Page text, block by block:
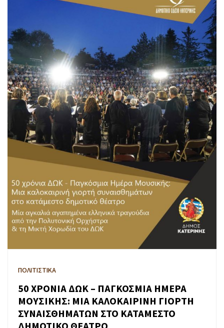
ΠΟΛΙΤΙΣΤΙΚΑ
50 ΧΡΟΝΙΑ ΔΩΚ – ΠΑΓΚΟΣΜΙΑ ΗΜΕΡΑ
ΜΟΥΣΙΚΗΣ: ΜΙΑ ΚΑΛΟΚΑΙΡΙΝΗ ΓΙΟΡΤΗ
ΣΥΝΑΙΣΘΗΜΑΤΩΝ ΣΤΟ ΚΑΤΑΜΕΣΤΟ